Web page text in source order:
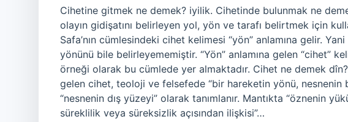
Cihetine gitmek ne demek? iyilik. Cihetinde bulunmak ne
olayın gidişatını belirleyen yol, yön ve tarafı belirtmek için
Safa’nın cümlesindeki cihet kelimesi “yön” anlamına gelir.
yönünü bile belirleyememiştir. “Yön” anlamına gelen “cihet”
örneği olarak bu cümlede yer almaktadır. Cihet ne demek
gelen cihet, teoloji ve felsefede “bir hareketin yönü, nesnenin
“nesnenin dış yüzeyi” olarak tanımlanır. Mantıkta “öznenin
süreklilik veya süreksizlik açısından ilişkisi”…